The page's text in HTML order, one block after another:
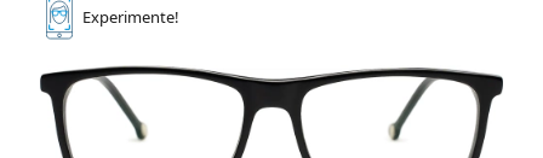
Experimente!